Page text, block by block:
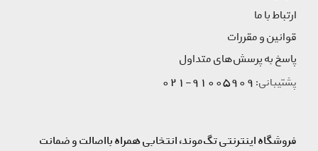
ارتباط با ما
قوانین و مقررات
پاسخ به پرسش‌های متداول
پشتیبانی:91005909-021
فروشگاه اینترنتی تگ‌موند، انتخابی همراه بااصالت و ضمانت